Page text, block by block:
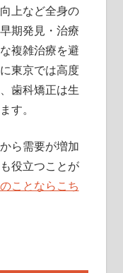
上など全身の
期発見・治療
複雑治療を避
東京では高度
歯科矯正は生
す。
ら需要が増加
役立つことが
ことならこち